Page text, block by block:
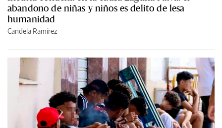
abandono de niñas y niños es delito de lesa
humanidad
Candela Ramírez